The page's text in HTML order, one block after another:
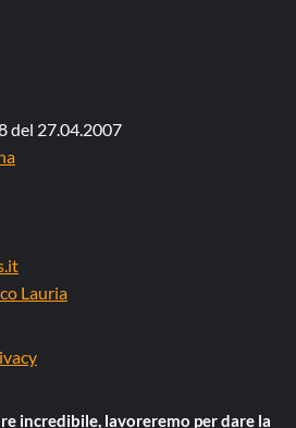
del 27.04.2007
Lauria
incredibile, lavoreremo per dare la